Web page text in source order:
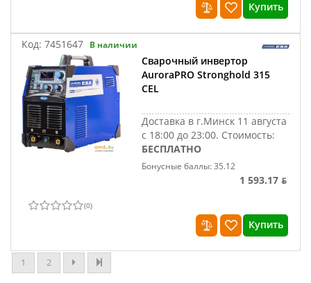
Купить
Код: 7451647 В наличии
Сварочный инвертор
AuroraPRO Stronghold 315
CEL
Доставка в г.Минск 11 августа
с 18:00 до 23:00. Стоимость:
БЕСПЛАТНО
Бонусные баллы: 35.12
1 593.17 ƃ
(0)
Купить
1 2